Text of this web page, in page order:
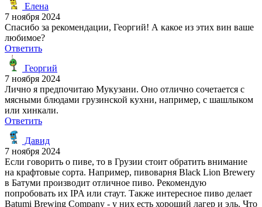
Елена
7 ноября 2024
Спасибо за рекомендации, Георгий! А какое из этих вин ваше
любимое?
Ответить
Георгий
7 ноября 2024
Лично я предпочитаю Мукузани. Оно отлично сочетается с
мясными блюдами грузинской кухни, например, с шашлыком
или хинкали.
Ответить
Давид
7 ноября 2024
Если говорить о пиве, то в Грузии стоит обратить внимание
на крафтовые сорта. Например, пивоварня Black Lion Brewery
в Батуми производит отличное пиво. Рекомендую
попробовать их IPA или стаут. Также интересное пиво делает
Batumi Brewing Company - у них есть хороший лагер и эль. Что